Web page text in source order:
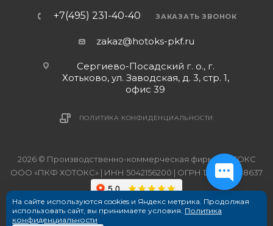
+7(495) 231-40-40 ЗАКАЗАТЬ ЗВОНОК
zakaz@hotoks-pkf.ru
Сергиево-Посадский г. о., г.
Хотьково, ул. Заводская, д. 3, стр. 1,
офис 39
ПОЛИТИКА КОНФИДЕНЦИАЛЬНОСТИ
2026 © Производственно-коммерческая фирма ХОТОКС
ООО «ПКФ ХОТОКС» | ИНН 5042156200 | ОГРН 1215000038637
На сайте используются cookies и Яндекс метрика. Продолжая
использовать сайт, вы принимаете условия. Политика
конфиденциальности